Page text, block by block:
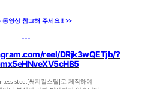
동영상 참고해 주세요!! >>
↓↓↓
reel/DRjk3wQETjb/?
steel[써지컬스틸]로 제작하여